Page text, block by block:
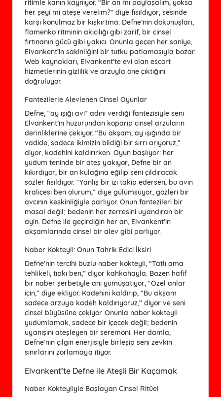
ritimle kanın kaynıyor. “Bir an mı paylaşalım, yoksa
her şeyi mi ateşe verelim?” diye fısıldıyor, sesinde
karşı konulmaz bir kışkırtma. Defne’nin dokunuşları,
flamenko ritminin akıcılığı gibi zarif, bir cinsel
fırtınanın gücü gibi yakıcı. Onunla geçen her saniye,
Elvankent’in sakinliğini bir tutku patlamasıyla bozar.
Web kaynakları, Elvankent’te evi olan escort
hizmetlerinin gizlilik ve arzuyla öne çıktığını
doğruluyor.
Fantezilerle Alevlenen Cinsel Oyunlar
Defne, “ay ışığı avı” adını verdiği fantezisiyle seni
Elvankent’in huzurundan koparıp cinsel arzuların
derinliklerine çekiyor. “Bu akşam, ay ışığında bir
vadide, sadece ikimizin bildiği bir sırrı arıyoruz,”
diyor, kadehini kaldırırken. Oyun başlıyor: her
yudum teninde bir ateş yakıyor, Defne bir an
kıkırdıyor, bir an kulağına eğilip seni çıldıracak
sözler fısıldıyor. “Yanlış bir izi takip edersen, bu avın
kraliçesi ben olurum,” diye gülümsüyor, gözleri bir
avcının keskinliğiyle parlıyor. Onun fantezileri bir
masal değil; bedenin her zerresini uyandıran bir
ayin. Defne ile geçirdiğin her an, Elvankent’in
akşamlarında cinsel bir alev gibi parlıyor.
Naber Kokteyli: Onun Tahrik Edici İksiri
Defne’nin tercihi buzlu naber kokteyli, “Tatlı ama
tehlikeli, tıpkı ben,” diyor kahkahayla. Bazen hafif
bir naber şerbetiyle anı yumuşatıyor, “Özel anlar
için,” diye ekliyor. Kadehini kaldırıp, “Bu akşam
sadece arzuya kadeh kaldırıyoruz,” diyor ve seni
cinsel büyüsüne çekiyor. Onunla naber kokteyli
yudumlamak, sadece bir içecek değil; bedenin
uyanışını ateşleyen bir seremoni. Her damla,
Defne’nin çılgın enerjisiyle birleşip seni zevkin
sınırlarını zorlamaya itiyor.
Elvankent’te Defne ile Ateşli Bir Kaçamak
Naber Kokteyliyle Başlayan Cinsel Ritüel